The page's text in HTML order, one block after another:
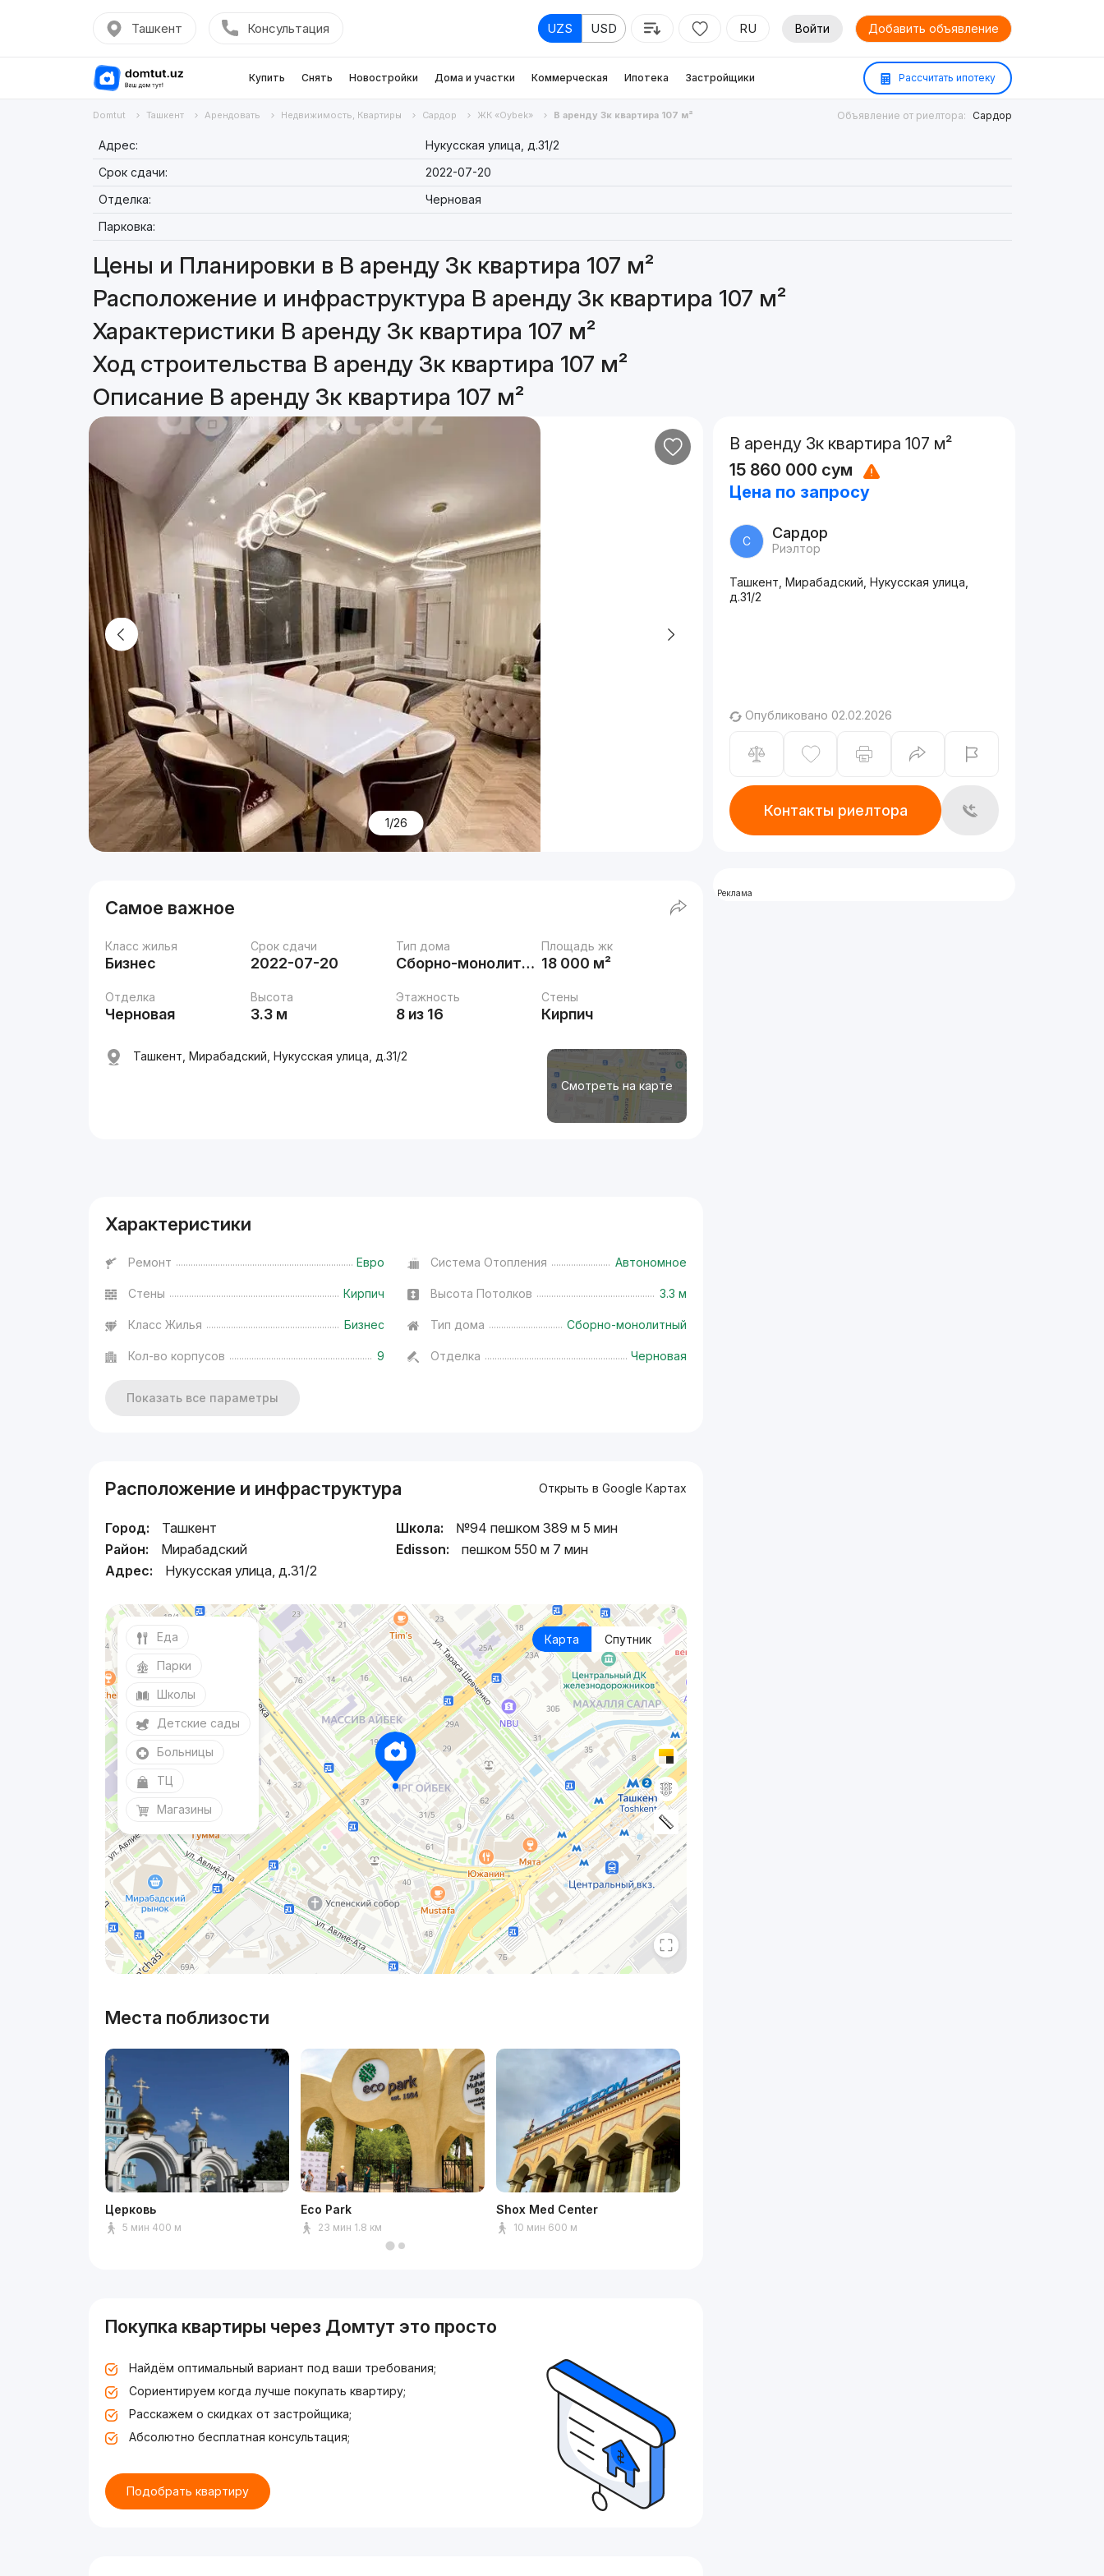
Ташкент Консультация UZS USD RU Войти Добавить объявление
Купить Снять Новостройки Дома и участки Коммерческая Ипотека Застройщики Рассчитать ипотеку
Domtut Ташкент Арендовать Недвижимость, Квартиры Сардор ЖК «Oybek» В аренду 3к квартира 107 м² Объявление от риелтора: Сардор
Адрес:
Нукусская улица, д.31/2
Срок сдачи:
2022-07-20
Отделка:
Черновая
Парковка:
Цены и Планировки в В аренду 3к квартира 107 м²
Расположение и инфраструктура В аренду 3к квартира 107 м²
Характеристики В аренду 3к квартира 107 м²
Ход строительства В аренду 3к квартира 107 м²
Описание В аренду 3к квартира 107 м²
1/26
Самое важное
Класс жилья
Бизнес
Срок сдачи
2022-07-20
Тип дома
Сборно-монолитный
Площадь жк
18 000 м²
Отделка
Черновая
Высота
3.3 м
Этажность
8 из 16
Стены
Кирпич
Смотреть на карте
Ташкент, Мирабадский, Нукусская улица, д.31/2
Характеристики
Ремонт Евро Система Отопления Автономное
Стены Кирпич Высота Потолков 3.3 м
Класс Жилья Бизнес Тип дома Сборно-монолитный
Кол-во корпусов 9 Отделка Черновая
Показать все параметры
Расположение и инфраструктура Открыть в Google Картах
Город:
Ташкент
Район:
Мирабадский
Адрес:
Нукусская улица, д.31/2
Школа:
№94 пешком 389 м 5 мин
Edisson:
пешком 550 м 7 мин
Карта Спутник
Еда
Парки
Школы
Детские сады
Больницы
ТЦ
Магазины
Места поблизости
Церковь
5 мин 400 м
Eco Park
23 мин 1.8 км
Shox Med Center
10 мин 600 м
Покупка квартиры через Домтут это просто
Найдём оптимальный вариант под ваши требования;
Сориентируем когда лучше покупать квартиру;
Расскажем о скидках от застройщика;
Абсолютно бесплатная консультация;
Подобрать квартиру
В аренду 3к квартира 107 м²
15 860 000 сум
Цена по запросу
С Сардор
Риэлтор
Ташкент, Мирабадский, Нукусская улица,
д.31/2
Опубликовано 02.02.2026
Контакты риелтора
Реклама